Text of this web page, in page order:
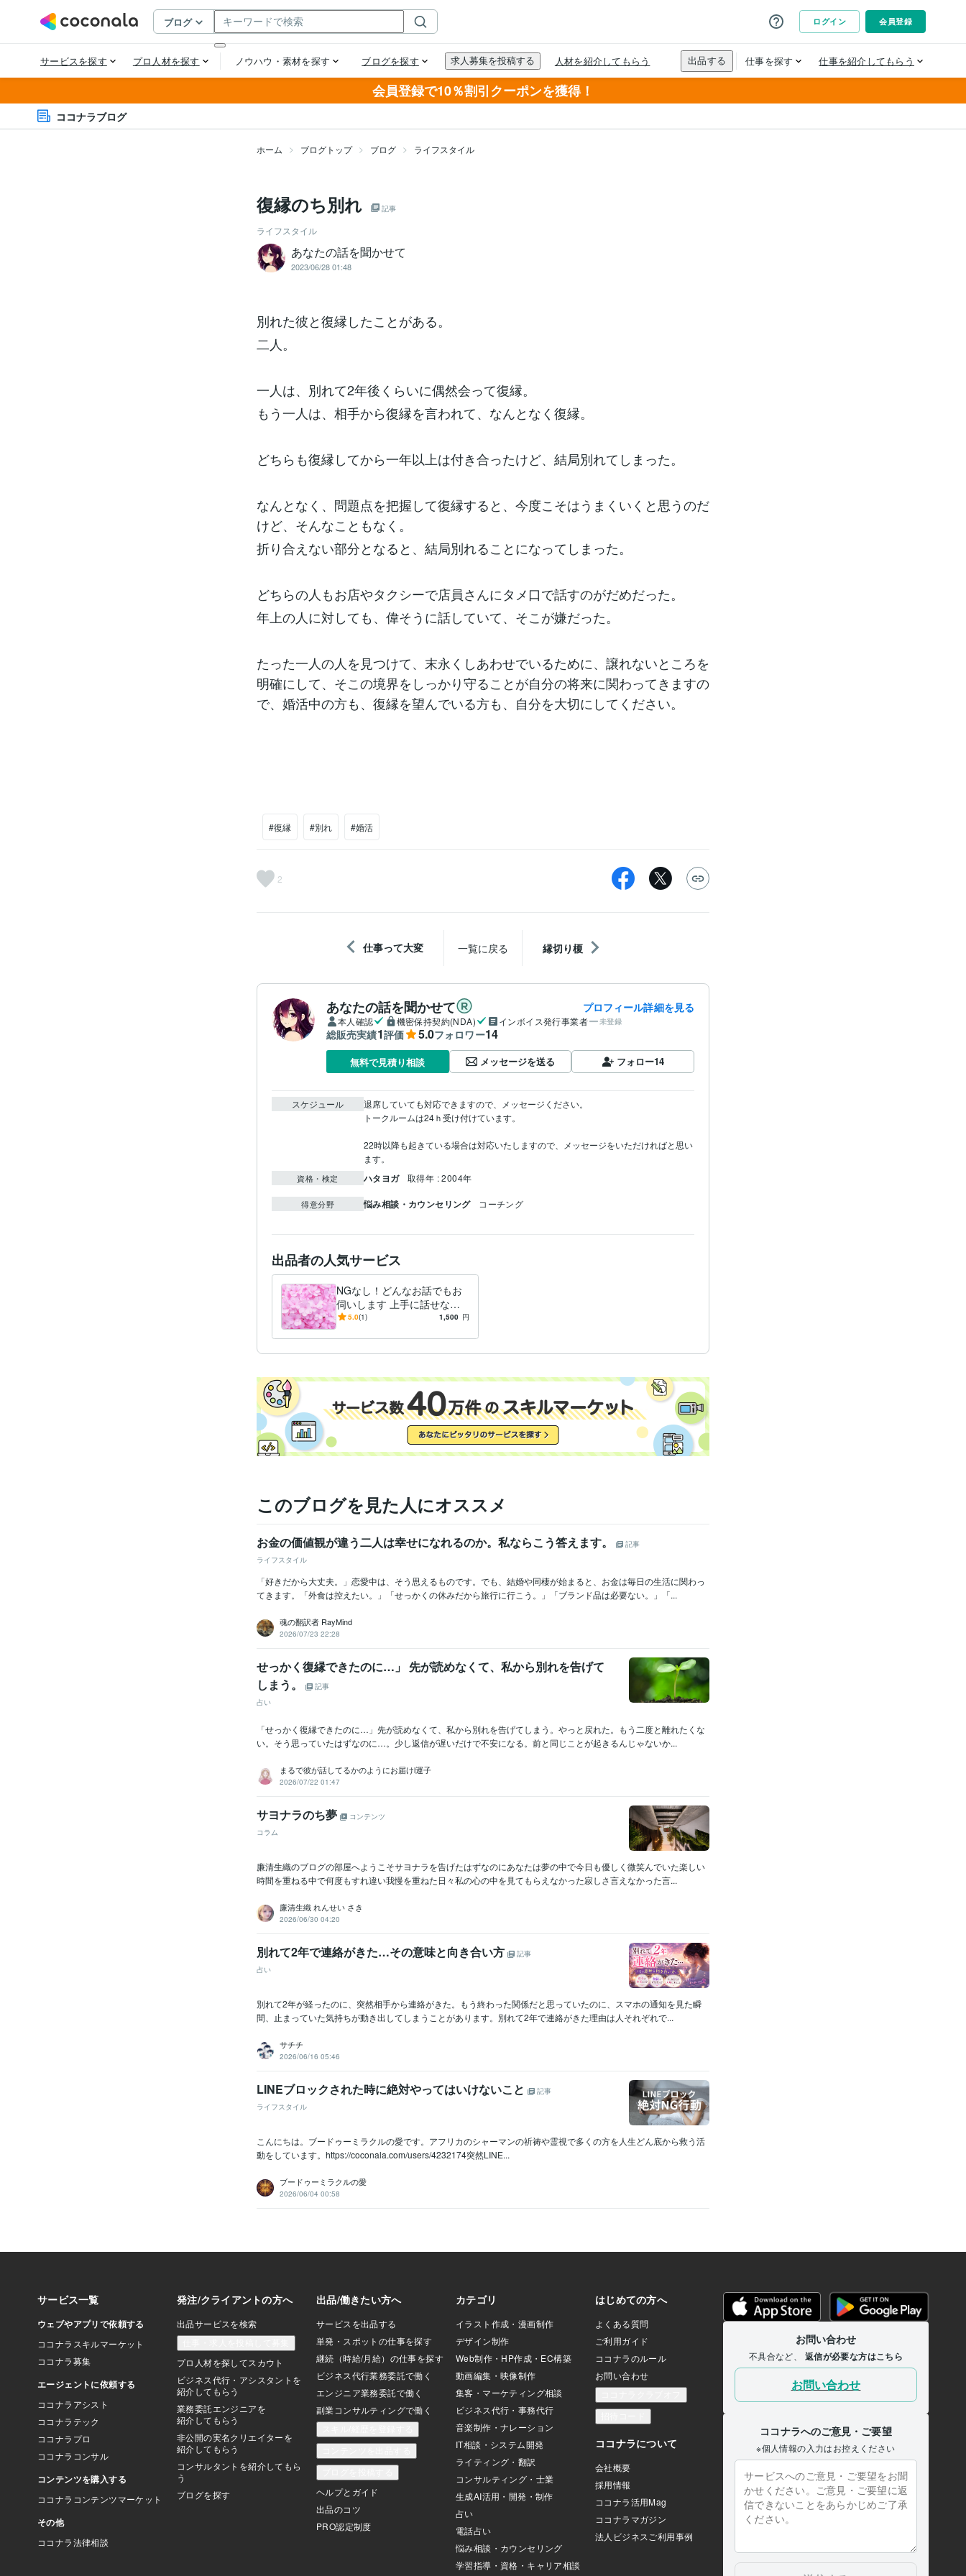
会員登録で10％割引クーポンを獲得！
ココナラブログ
ホーム ブログトップ ブログ ライフスタイル
復縁のち別れ 記事
ライフスタイル
あなたの話を聞かせて
2023/06/28 01:48
別れた彼と復縁したことがある。
二人。
一人は、別れて2年後くらいに偶然会って復縁。
もう一人は、相手から復縁を言われて、なんとなく復縁。
どちらも復縁してから一年以上は付き合ったけど、結局別れてしまった。
なんとなく、問題点を把握して復縁すると、今度こそはうまくいくと思うのだ
けど、そんなこともなく。
折り合えない部分となると、結局別れることになってしまった。
どちらの人もお店やタクシーで店員さんにタメ口で話すのがだめだった。
年上の人に対しても、偉そうに話していて、そこが嫌だった。
たった一人の人を見つけて、末永くしあわせでいるために、譲れないところを
明確にして、そこの境界をしっかり守ることが自分の将来に関わってきますの
で、婚活中の方も、復縁を望んでいる方も、自分を大切にしてください。
#復縁 #別れ #婚活
2
仕事って大変 一覧に戻る 縁切り榎
あなたの話を聞かせて プロフィール詳細を見る
本人確認 機密保持契約(NDA) インボイス発行事業者 未登録
総販売実績1評価 5.0フォロワー14
無料で見積り相談 メッセージを送る フォロー14
スケジュール
退席していても対応できますので、メッセージください。
トークルームは24ｈ受け付けています。
22時以降も起きている場合は対応いたしますので、メッセージをいただければと思い
ます。
資格・検定 ハタヨガ 取得年 : 2004年
得意分野 悩み相談・カウンセリング コーチング
出品者の人気サービス
NGなし！どんなお話でもお
伺いします 上手に話せなく
ても大丈夫。安心して話して
5.0(1) 1,500 円
このブログを見た人にオススメ
お金の価値観が違う二人は幸せになれるのか。私ならこう答えます。
記事
ライフスタイル
「好きだから大丈夫。」恋愛中は、そう思えるものです。でも、結婚や同棲が始まると、お金は毎日の生活に関わっ
てきます。「外食は控えたい。」「せっかくの休みだから旅行に行こう。」「ブランド品は必要ない。」「...
魂の翻訳者 RayMind
2026/07/23 22:28
せっかく復縁できたのに…」 先が読めなくて、私から別れを告げて
しまう。
記事
占い
「せっかく復縁できたのに…」先が読めなくて、私から別れを告げてしまう。やっと戻れた。もう二度と離れたくな
い。そう思っていたはずなのに…。少し返信が遅いだけで不安になる。前と同じことが起きるんじゃないか...
まるで彼が話してるかのようにお届けl運子
2026/07/22 01:47
サヨナラのち夢
コンテンツ
コラム
廉清生織のブログの部屋へようこそサヨナラを告げたはずなのにあなたは夢の中で今日も優しく微笑んでいた楽しい
時間を重ねる中で何度もすれ違い我慢を重ねた日々私の心の中を見てもらえなかった寂しさ言えなかった言...
廉清生織 れんせい さき
2026/06/30 04:20
別れて2年で連絡がきた…その意味と向き合い方
記事
占い
別れて2年が経ったのに、突然相手から連絡がきた。もう終わった関係だと思っていたのに、スマホの通知を見た瞬
間、止まっていた気持ちが動き出してしまうことがあります。別れて2年で連絡がきた理由は人それぞれで...
サチチ
2026/06/16 05:46
LINEブロックされた時に絶対やってはいけないこと
記事
ライフスタイル
こんにちは。ブードゥーミラクルの愛です。アフリカのシャーマンの祈祷や霊視で多くの方を人生どん底から救う活
動をしています。https://coconala.com/users/4232174突然LINE...
ブードゥーミラクルの愛
2026/06/04 00:58